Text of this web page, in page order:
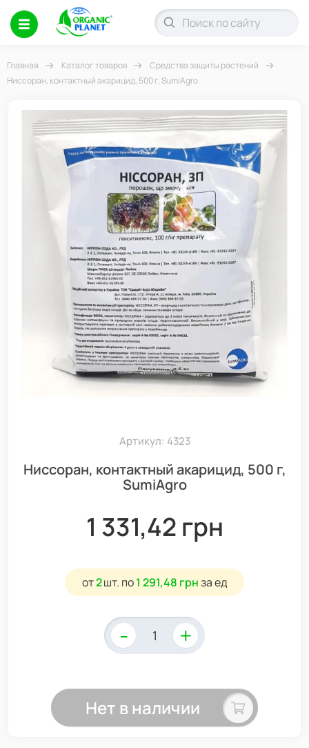
Главная Каталог товаров
Средства защиты растений
Ниссоран, контактный акарицид, 500 г, SumiAgro
Артикул: 4323
Ниссоран, контактный акарицид, 500 г,
SumiAgro
1 331,42 грн
от2шт. по1 291,48 грнза ед
- +
Нет в наличии